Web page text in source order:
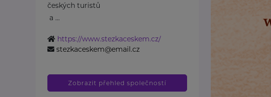
českých turistů
a ...
https://www.stezkaceskem.cz/
stezkaceskem@email.cz
Zobrazit přehled společností